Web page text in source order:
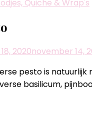
Quiche & Wrap's
2020november 14,
pesto is
basilicum,